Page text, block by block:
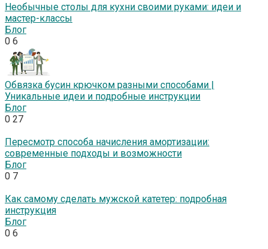
Необычные столы для кухни своими руками: идеи и
мастер-классы
Блог
0 6
Обвязка бусин крючком разными способами |
Уникальные идеи и подробные инструкции
Блог
0 27
Пересмотр способа начисления амортизации:
современные подходы и возможности
Блог
0 7
Как самому сделать мужской катетер: подробная
инструкция
Блог
0 6